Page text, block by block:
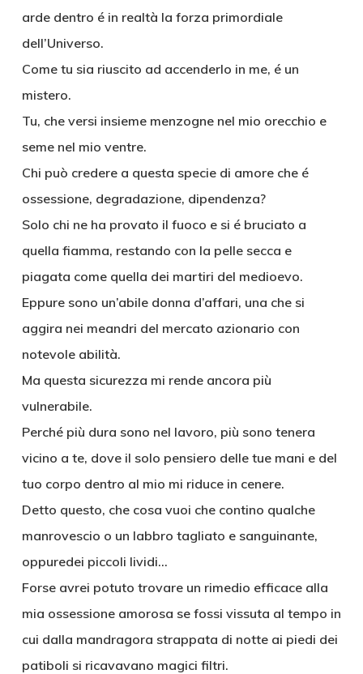
arde dentro é in realtà la forza primordiale
dell’Universo.
Come tu sia riuscito ad accenderlo in me, é un
mistero.
Tu, che versi insieme menzogne nel mio orecchio e
seme nel mio ventre.
Chi può credere a questa specie di amore che é
ossessione, degradazione, dipendenza?
Solo chi ne ha provato il fuoco e si é bruciato a
quella fiamma, restando con la pelle secca e
piagata come quella dei martiri del medioevo.
Eppure sono un’abile donna d’affari, una che si
aggira nei meandri del mercato azionario con
notevole abilità.
Ma questa sicurezza mi rende ancora più
vulnerabile.
Perché più dura sono nel lavoro, più sono tenera
vicino a te, dove il solo pensiero delle tue mani e del
tuo corpo dentro al mio mi riduce in cenere.
Detto questo, che cosa vuoi che contino qualche
manrovescio o un labbro tagliato e sanguinante,
oppuredei piccoli lividi…
Forse avrei potuto trovare un rimedio efficace alla
mia ossessione amorosa se fossi vissuta al tempo in
cui dalla mandragora strappata di notte ai piedi dei
patiboli si ricavavano magici filtri.